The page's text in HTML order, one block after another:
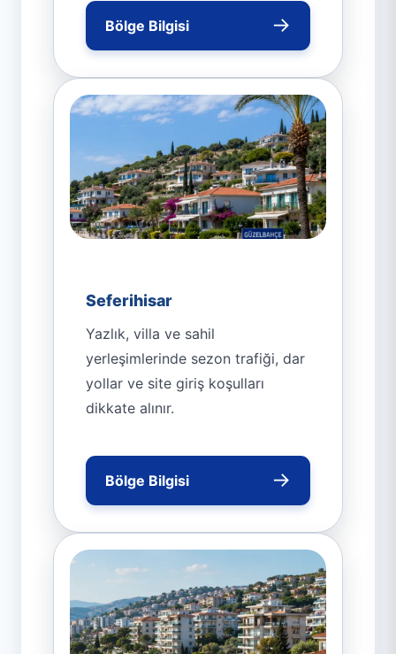
Bölge Bilgisi →
Seferihisar
Yazlık, villa ve sahil
yerleşimlerinde sezon trafiği, dar
yollar ve site giriş koşulları
dikkate alınır.
Bölge Bilgisi →